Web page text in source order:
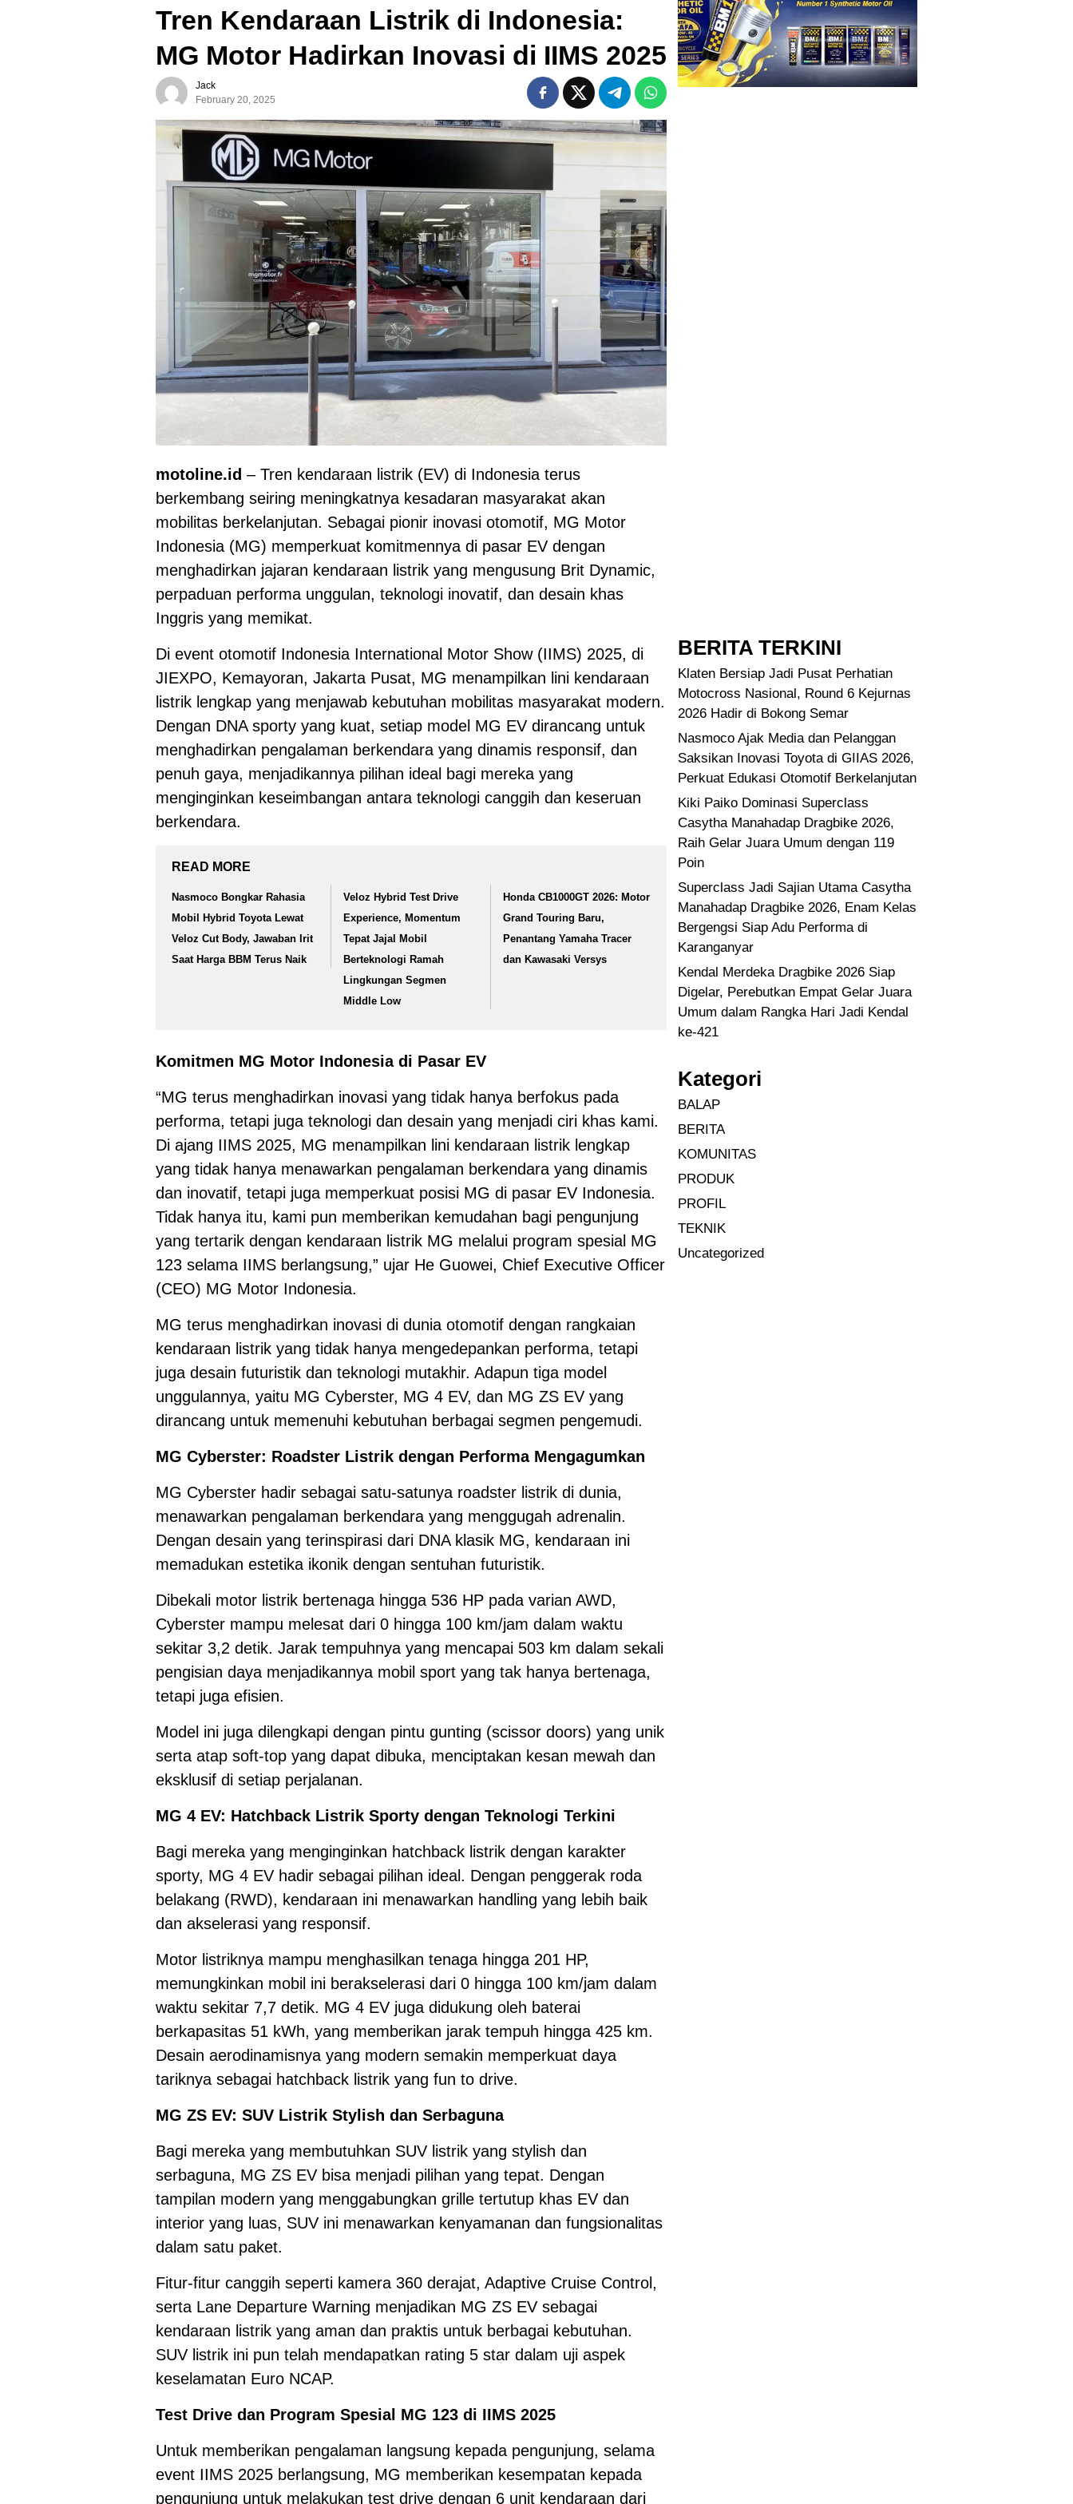
Tren Kendaraan Listrik di Indonesia:
MG Motor Hadirkan Inovasi di IIMS 2025
Jack
February 20, 2025
motoline.id – Tren kendaraan listrik (EV) di Indonesia terus
berkembang seiring meningkatnya kesadaran masyarakat akan
mobilitas berkelanjutan. Sebagai pionir inovasi otomotif, MG Motor
Indonesia (MG) memperkuat komitmennya di pasar EV dengan
menghadirkan jajaran kendaraan listrik yang mengusung Brit Dynamic,
perpaduan performa unggulan, teknologi inovatif, dan desain khas
Inggris yang memikat.
Di event otomotif Indonesia International Motor Show (IIMS) 2025, di
JIEXPO, Kemayoran, Jakarta Pusat, MG menampilkan lini kendaraan
listrik lengkap yang menjawab kebutuhan mobilitas masyarakat modern.
Dengan DNA sporty yang kuat, setiap model MG EV dirancang untuk
menghadirkan pengalaman berkendara yang dinamis responsif, dan
penuh gaya, menjadikannya pilihan ideal bagi mereka yang
menginginkan keseimbangan antara teknologi canggih dan keseruan
berkendara.
READ MORE
Nasmoco Bongkar Rahasia
Mobil Hybrid Toyota Lewat
Veloz Cut Body, Jawaban Irit
Saat Harga BBM Terus Naik
Veloz Hybrid Test Drive
Experience, Momentum
Tepat Jajal Mobil
Berteknologi Ramah
Lingkungan Segmen
Middle Low
Honda CB1000GT 2026: Motor
Grand Touring Baru,
Penantang Yamaha Tracer
dan Kawasaki Versys
Komitmen MG Motor Indonesia di Pasar EV
“MG terus menghadirkan inovasi yang tidak hanya berfokus pada
performa, tetapi juga teknologi dan desain yang menjadi ciri khas kami.
Di ajang IIMS 2025, MG menampilkan lini kendaraan listrik lengkap
yang tidak hanya menawarkan pengalaman berkendara yang dinamis
dan inovatif, tetapi juga memperkuat posisi MG di pasar EV Indonesia.
Tidak hanya itu, kami pun memberikan kemudahan bagi pengunjung
yang tertarik dengan kendaraan listrik MG melalui program spesial MG
123 selama IIMS berlangsung,” ujar He Guowei, Chief Executive Officer
(CEO) MG Motor Indonesia.
MG terus menghadirkan inovasi di dunia otomotif dengan rangkaian
kendaraan listrik yang tidak hanya mengedepankan performa, tetapi
juga desain futuristik dan teknologi mutakhir. Adapun tiga model
unggulannya, yaitu MG Cyberster, MG 4 EV, dan MG ZS EV yang
dirancang untuk memenuhi kebutuhan berbagai segmen pengemudi.
MG Cyberster: Roadster Listrik dengan Performa Mengagumkan
MG Cyberster hadir sebagai satu-satunya roadster listrik di dunia,
menawarkan pengalaman berkendara yang menggugah adrenalin.
Dengan desain yang terinspirasi dari DNA klasik MG, kendaraan ini
memadukan estetika ikonik dengan sentuhan futuristik.
Dibekali motor listrik bertenaga hingga 536 HP pada varian AWD,
Cyberster mampu melesat dari 0 hingga 100 km/jam dalam waktu
sekitar 3,2 detik. Jarak tempuhnya yang mencapai 503 km dalam sekali
pengisian daya menjadikannya mobil sport yang tak hanya bertenaga,
tetapi juga efisien.
Model ini juga dilengkapi dengan pintu gunting (scissor doors) yang unik
serta atap soft-top yang dapat dibuka, menciptakan kesan mewah dan
eksklusif di setiap perjalanan.
MG 4 EV: Hatchback Listrik Sporty dengan Teknologi Terkini
Bagi mereka yang menginginkan hatchback listrik dengan karakter
sporty, MG 4 EV hadir sebagai pilihan ideal. Dengan penggerak roda
belakang (RWD), kendaraan ini menawarkan handling yang lebih baik
dan akselerasi yang responsif.
Motor listriknya mampu menghasilkan tenaga hingga 201 HP,
memungkinkan mobil ini berakselerasi dari 0 hingga 100 km/jam dalam
waktu sekitar 7,7 detik. MG 4 EV juga didukung oleh baterai
berkapasitas 51 kWh, yang memberikan jarak tempuh hingga 425 km.
Desain aerodinamisnya yang modern semakin memperkuat daya
tariknya sebagai hatchback listrik yang fun to drive.
MG ZS EV: SUV Listrik Stylish dan Serbaguna
Bagi mereka yang membutuhkan SUV listrik yang stylish dan
serbaguna, MG ZS EV bisa menjadi pilihan yang tepat. Dengan
tampilan modern yang menggabungkan grille tertutup khas EV dan
interior yang luas, SUV ini menawarkan kenyamanan dan fungsionalitas
dalam satu paket.
Fitur-fitur canggih seperti kamera 360 derajat, Adaptive Cruise Control,
serta Lane Departure Warning menjadikan MG ZS EV sebagai
kendaraan listrik yang aman dan praktis untuk berbagai kebutuhan.
SUV listrik ini pun telah mendapatkan rating 5 star dalam uji aspek
keselamatan Euro NCAP.
Test Drive dan Program Spesial MG 123 di IIMS 2025
Untuk memberikan pengalaman langsung kepada pengunjung, selama
event IIMS 2025 berlangsung, MG memberikan kesempatan kepada
pengunjung untuk melakukan test drive dengan 6 unit kendaraan dari
BERITA TERKINI
Klaten Bersiap Jadi Pusat Perhatian
Motocross Nasional, Round 6 Kejurnas
2026 Hadir di Bokong Semar
Nasmoco Ajak Media dan Pelanggan
Saksikan Inovasi Toyota di GIIAS 2026,
Perkuat Edukasi Otomotif Berkelanjutan
Kiki Paiko Dominasi Superclass
Casytha Manahadap Dragbike 2026,
Raih Gelar Juara Umum dengan 119
Poin
Superclass Jadi Sajian Utama Casytha
Manahadap Dragbike 2026, Enam Kelas
Bergengsi Siap Adu Performa di
Karanganyar
Kendal Merdeka Dragbike 2026 Siap
Digelar, Perebutkan Empat Gelar Juara
Umum dalam Rangka Hari Jadi Kendal
ke-421
Kategori
BALAP
BERITA
KOMUNITAS
PRODUK
PROFIL
TEKNIK
Uncategorized